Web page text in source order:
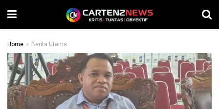
Home Berita Utama